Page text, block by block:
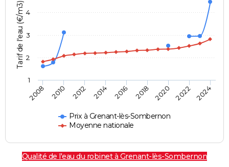
Tarif de l'eau (€/m3)
Prix à Grenant-lès-Sombernon
Moyenne nationale
2008 2010 2012 2014 2016 2018 2020 2022 2024
1
2
3
4
Qualité de l'eau du robinet à Grenant-lès-Sombernon